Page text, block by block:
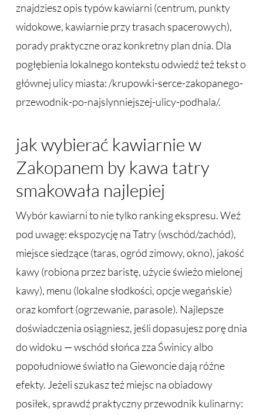
znajdziesz opis typów kawiarni (centrum, punkty
widokowe, kawiarnie przy trasach spacerowych),
porady praktyczne oraz konkretny plan dnia. Dla
pogłębienia lokalnego kontekstu odwiedź też tekst o
głównej ulicy miasta: /krupowki-serce-zakopanego-
przewodnik-po-najslynniejszej-ulicy-podhala/.
jak wybierać kawiarnie w
Zakopanem by kawa tatry
smakowała najlepiej
Wybór kawiarni to nie tylko ranking ekspresu. Weź
pod uwagę: ekspozycję na Tatry (wschód/zachód),
miejsce siedzące (taras, ogród zimowy, okno), jakość
kawy (robiona przez baristę, użycie świeżo mielonej
kawy), menu (lokalne słodkości, opcje wegańskie)
oraz komfort (ogrzewanie, parasole). Najlepsze
doświadczenia osiągniesz, jeśli dopasujesz porę dnia
do widoku — wschód słońca zza Świnicy albo
popołudniowe światło na Giewoncie dają różne
efekty. Jeżeli szukasz też miejsc na obiadowy
posiłek, sprawdź praktyczny przewodnik kulinarny: